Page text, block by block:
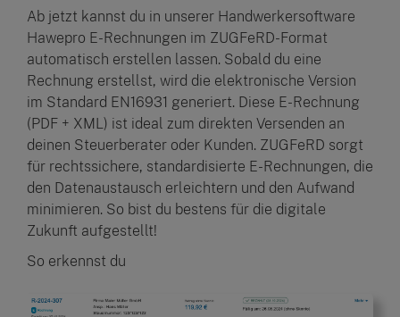
Ab jetzt kannst du in unserer Handwerkersoftware
Hawepro E-Rechnungen im ZUGFeRD-Format
automatisch erstellen lassen. Sobald du eine
Rechnung erstellst, wird die elektronische Version
im Standard EN16931 generiert. Diese E-Rechnung
(PDF + XML) ist ideal zum direkten Versenden an
deinen Steuerberater oder Kunden. ZUGFeRD sorgt
für rechtssichere, standardisierte E-Rechnungen, die
den Datenaustausch erleichtern und den Aufwand
minimieren. So bist du bestens für die digitale
Zukunft aufgestellt!
So erkennst du